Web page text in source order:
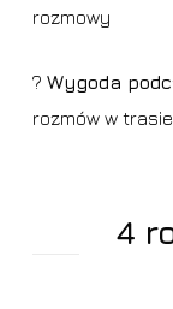
rozmowy
? Wygoda
rozmów w trasie
4